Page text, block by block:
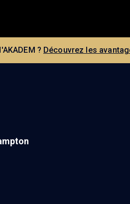
? Découvrez les